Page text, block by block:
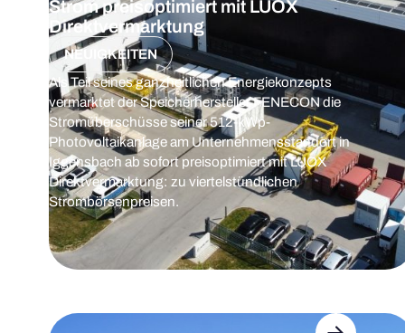
Strom preisoptimiert mit LUOX
Direktvermarktung
NEUIGKEITEN
Als Teil seines ganzheitlichen Energiekonzepts
vermarktet der Speicherhersteller FENECON die
Stromüberschüsse seiner 512-kWp-
Photovoltaikanlage am Unternehmensstandort in
Iggensbach ab sofort preisoptimiert mit LUOX
Direktvermarktung: zu viertelstündlichen
Strombörsenpreisen.